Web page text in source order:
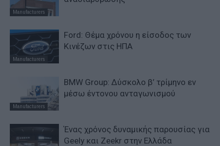
Manufacturers
Manufacturers
Ford: Θέμα χρόνου η είσοδος των
Κινέζων στις ΗΠΑ
Manufacturers
BMW Group: Δύσκολο β’ τρίμηνο εν
μέσω έντονου ανταγωνισμού
Ένας χρόνος δυναμικής παρουσίας για
Geely και Zeekr στην Ελλάδα